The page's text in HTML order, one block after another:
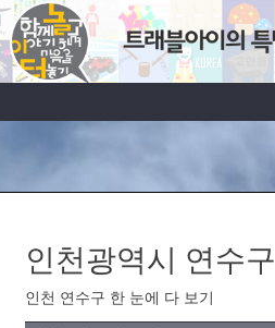
인천광역시 연수구
인천 연수구 한 눈에 다 보기